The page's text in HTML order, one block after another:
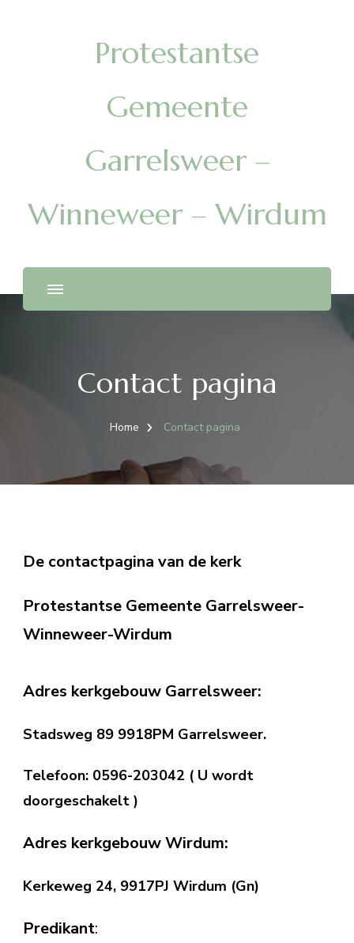
Protestantse
Gemeente
Garrelsweer –
Winneweer – Wirdum
Contact pagina
Home Contact pagina
De contactpagina van de kerk
Protestantse Gemeente Garrelsweer-
Winneweer-Wirdum
Adres kerkgebouw Garrelsweer:
Stadsweg 89 9918PM Garrelsweer.
Telefoon: 0596-203042 ( U wordt
doorgeschakelt )
Adres kerkgebouw Wirdum:
Kerkeweg 24, 9917PJ Wirdum (Gn)
Predikant: